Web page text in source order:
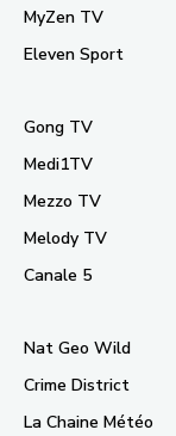
MyZen TV
Eleven Sport
Gong TV
Medi1TV
Mezzo TV
Melody TV
Canale 5
Nat Geo Wild
Crime District
La Chaine Météo